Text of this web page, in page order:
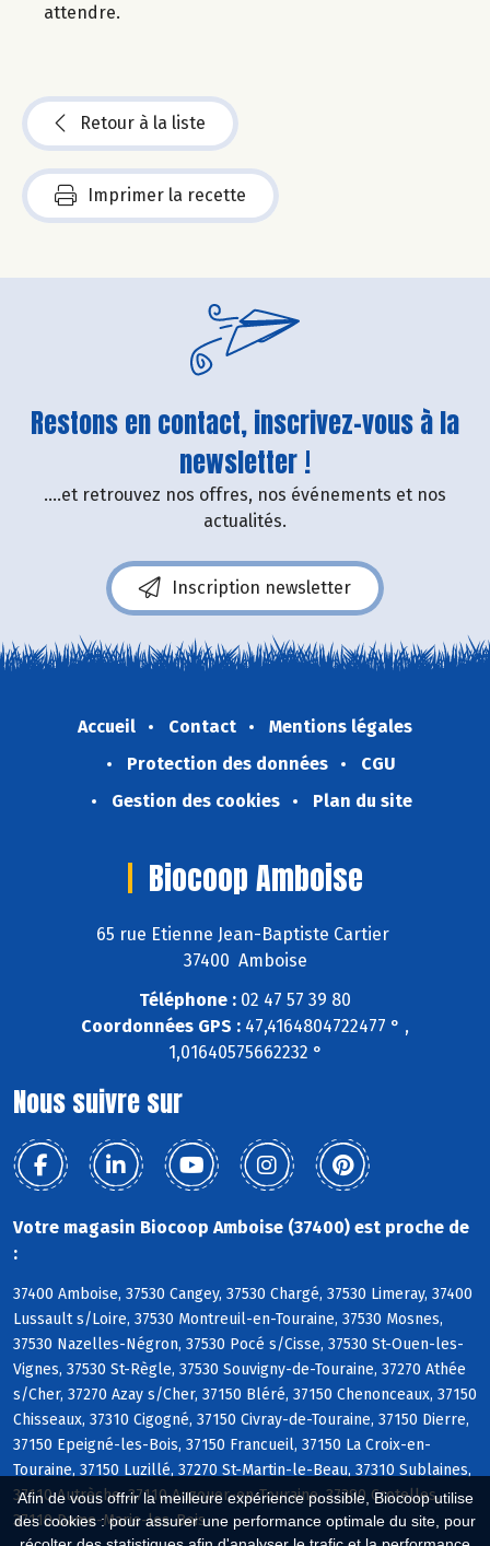
Afin de vous offrir la meilleure expérience possible, Biocoop utilise
des cookies : pour assurer une performance optimale du site, pour
attendre.
Retour à la liste
Imprimer la recette
Restons en contact, inscrivez-vous à la
newsletter !
....et retrouvez nos offres, nos événements et nos
actualités.
Inscription newsletter
Accueil Contact
Mentions légales
Protection des données
CGU
Gestion des cookies
Plan du site
Biocoop Amboise
65 rue Etienne Jean-Baptiste Cartier
37400 Amboise
Téléphone : 02 47 57 39 80
Coordonnées GPS : 47,4164804722477 ° ,
1,01640575662232 °
Nous suivre sur
Votre magasin Biocoop Amboise (37400) est proche de
:
37400 Amboise, 37530 Cangey, 37530 Chargé, 37530 Limeray, 37400
Lussault s/Loire, 37530 Montreuil-en-Touraine, 37530 Mosnes,
37530 Nazelles-Négron, 37530 Pocé s/Cisse, 37530 St-Ouen-les-
Vignes, 37530 St-Règle, 37530 Souvigny-de-Touraine, 37270 Athée
s/Cher, 37270 Azay s/Cher, 37150 Bléré, 37150 Chenonceaux, 37150
Chisseaux, 37310 Cigogné, 37150 Civray-de-Touraine, 37150 Dierre,
37150 Epeigné-les-Bois, 37150 Francueil, 37150 La Croix-en-
Touraine, 37150 Luzillé, 37270 St-Martin-le-Beau, 37310 Sublaines,
37110 Autrèche, 37110 Auzouer-en-Touraine, 37380 Crotelles,
37110 Dame-Marie-les-Bois